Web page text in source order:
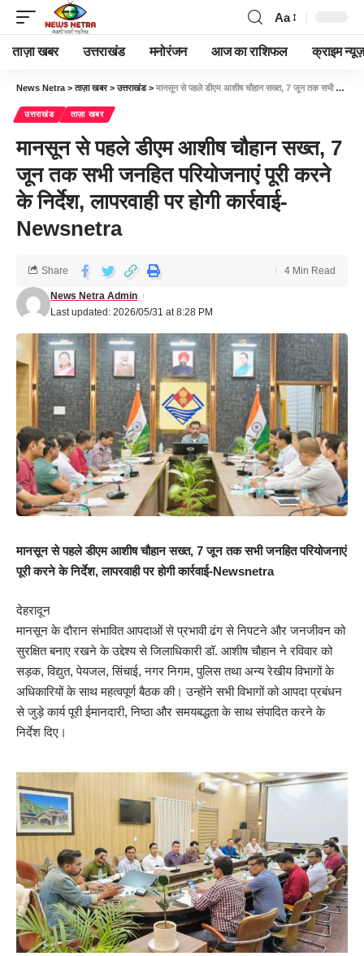
Aa
ताज़ा खबर उत्तराखंड मनोरंजन आज का राशिफल क्राइम न्यूज़
News Netra >ताज़ा खबर>उत्तराखंड> मानसून से पहले डीएम आशीष चौहान सख्त, 7 जून तक सभी जनहित परियोजनाएं पूरी करने के निर्देश, लापरवाही पर होगी कार्रवाई-Newsnetra
उत्तराखंड ताज़ा खबर
मानसून से पहले डीएम आशीष चौहान सख्त, 7
जून तक सभी जनहित परियोजनाएं पूरी करने
के निर्देश, लापरवाही पर होगी कार्रवाई-
Newsnetra
Last updated: 2026/05/31 at 8:28 PM
News Netra Admin
Share 4 Min Read
मानसून से पहले डीएम आशीष चौहान सख्त, 7 जून तक सभी जनहित परियोजनाएं
पूरी करने के निर्देश, लापरवाही पर होगी कार्रवाई-Newsnetra
देहरादून
मानसून के दौरान संभावित आपदाओं से प्रभावी ढंग से निपटने और जनजीवन को
सुरक्षित बनाए रखने के उद्देश्य से जिलाधिकारी डॉ. आशीष चौहान ने रविवार को
सड़क, विद्युत, पेयजल, सिंचाई, नगर निगम, पुलिस तथा अन्य रेखीय विभागों के
अधिकारियों के साथ महत्वपूर्ण बैठक की। उन्होंने सभी विभागों को आपदा प्रबंधन
से जुड़े कार्य पूरी ईमानदारी, निष्ठा और समयबद्धता के साथ संपादित करने के
निर्देश दिए।